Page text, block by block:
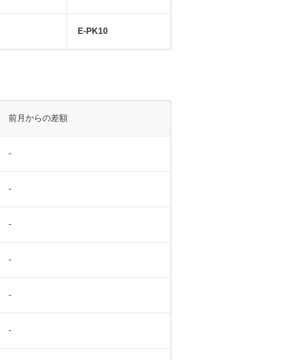
E-PK10
前月からの差額
-
-
-
-
-
-